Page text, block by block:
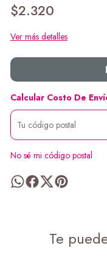
$2.320
Ver más detalles
Calcular Costo De
No sé mi código postal
Te